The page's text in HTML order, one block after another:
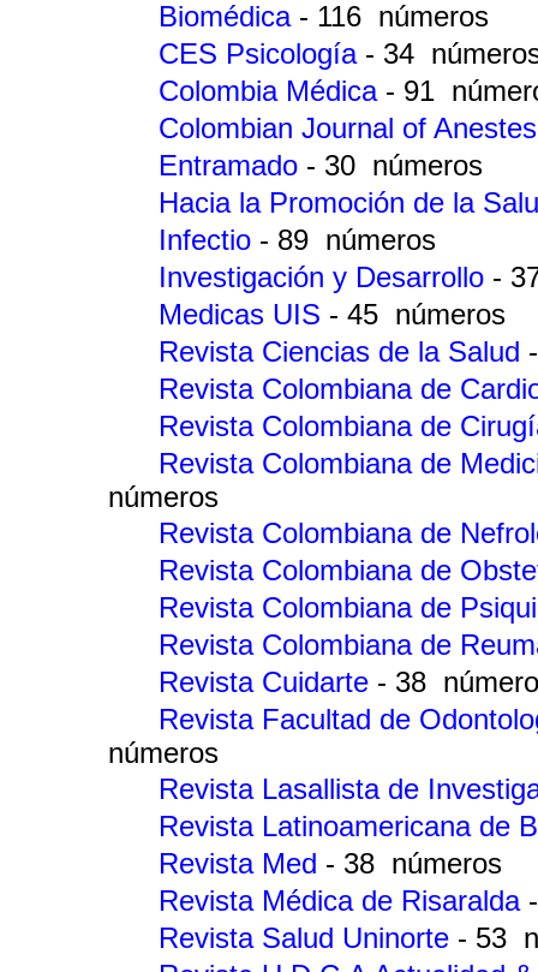
Biomédica - 116 números
CES Psicología - 34
Colombia Médica - 91
Colombian Journal of
Entramado - 30 números
Hacia la Promoción de la
Infectio - 89 números
Investigación y Desarrollo -
Medicas UIS - 45 números
Revista Ciencias de la Salud
Revista Colombiana de
Revista Colombiana de
Revista Colombiana de
números
Revista Colombiana de
Revista Colombiana de
Revista Colombiana de
Revista Colombiana de
Revista Cuidarte - 38
Revista Facultad de
números
Revista Lasallista de
Revista Latinoamericana de
Revista Med - 38 números
Revista Médica de Risaralda
Revista Salud Uninorte - 53